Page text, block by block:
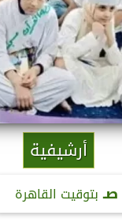
أرشيفية
بتوقيت القاهرة